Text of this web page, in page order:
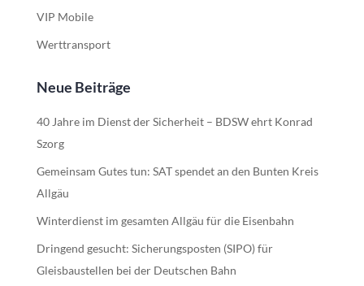
VIP Mobile
Werttransport
Neue Beiträge
40 Jahre im Dienst der Sicherheit – BDSW ehrt Konrad
Szorg
Gemeinsam Gutes tun: SAT spendet an den Bunten Kreis
Allgäu
Winterdienst im gesamten Allgäu für die Eisenbahn
Dringend gesucht: Sicherungsposten (SIPO) für
Gleisbaustellen bei der Deutschen Bahn